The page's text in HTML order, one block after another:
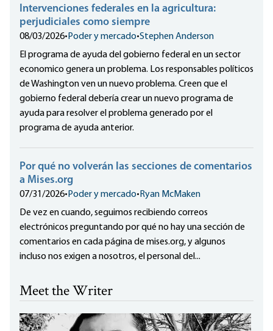
Intervenciones federales en la agricultura:
perjudiciales como siempre
08/03/2026• Poder y mercado•Stephen Anderson
El programa de ayuda del gobierno federal en un sector
economico genera un problema. Los responsables políticos
de Washington ven un nuevo problema. Creen que el
gobierno federal debería crear un nuevo programa de
ayuda para resolver el problema generado por el
programa de ayuda anterior.
Por qué no volverán las secciones de comentarios
a Mises.org
07/31/2026• Poder y mercado• Ryan McMaken
De vez en cuando, seguimos recibiendo correos
electrónicos preguntando por qué no hay una sección de
comentarios en cada página de mises.org, y algunos
incluso nos exigen a nosotros, el personal del...
Meet the Writer